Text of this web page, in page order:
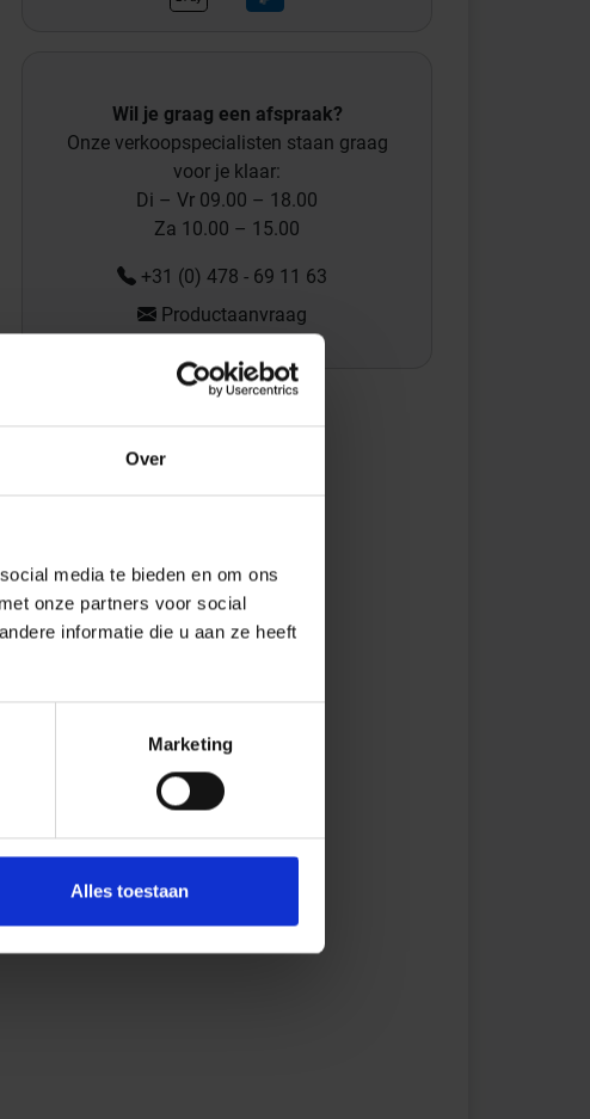
Over
media te bieden en om ons
onze partners voor social
informatie die u aan ze heeft
Marketing
Alles toestaan
Wil je graag een afspraak?
Onze verkoopspecialisten staan graag
voor je klaar:
Di – Vr 09.00 – 18.00
Za 10.00 – 15.00
+31 (0) 478 - 69 11 63
Productaanvraag